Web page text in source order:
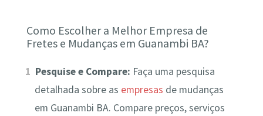
Como Escolher a Melhor Empresa de
Fretes e Mudanças em Guanambi BA?
Pesquise e Compare: Faça uma pesquisa
detalhada sobre as empresas de mudanças
em Guanambi BA. Compare preços, serviços